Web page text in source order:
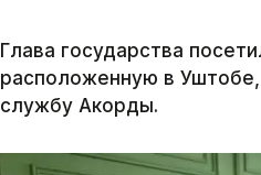
Глава государства
расположенную в Уштобе,
службу Акорды.